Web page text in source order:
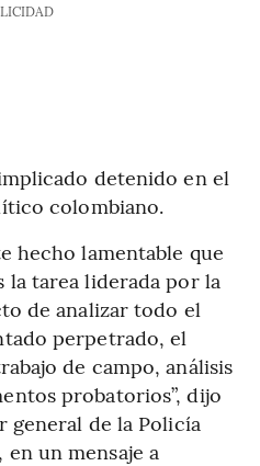
detenido en el
colombiano.
hecho lamentable que
la tarea liderada por la
de analizar todo el
perpetrado, el
de campo, análisis
probatorios”, dijo
de la Policía
un mensaje a